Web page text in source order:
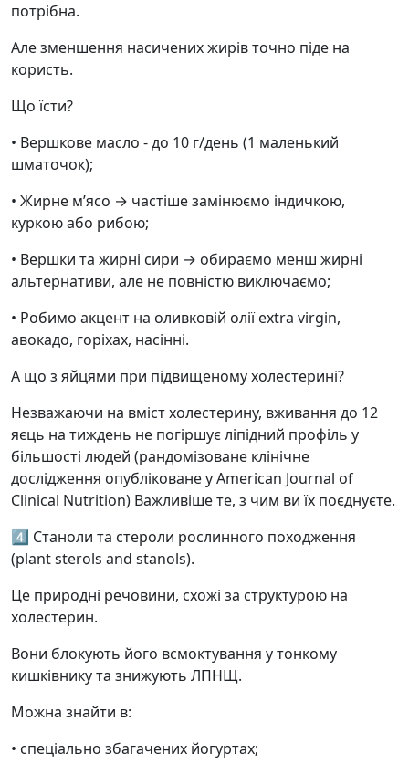
потрібна.
Але зменшення насичених жирів точно піде на
користь.
Що їсти?
• Вершкове масло - до 10 г/день (1 маленький
шматочок);
• Жирне м’ясо → частіше замінюємо індичкою,
куркою або рибою;
• Вершки та жирні сири → обираємо менш жирні
альтернативи, але не повністю виключаємо;
• Робимо акцент на оливковій олії extra virgin,
авокадо, горіхах, насінні.
А що з яйцями при підвищеному холестерині?
Незважаючи на вміст холестерину, вживання до 12
яєць на тиждень не погіршує ліпідний профіль у
більшості людей (рандомізоване клінічне
дослідження опубліковане у American Journal of
Clinical Nutrition) Важливіше те, з чим ви їх поєднуєте.
4️⃣ Станоли та стероли рослинного походження
(plant sterols and stanols).
Це природні речовини, схожі за структурою на
холестерин.
Вони блокують його всмоктування у тонкому
кишківнику та знижують ЛПНЩ.
Можна знайти в:
• спеціально збагачених йогуртах;